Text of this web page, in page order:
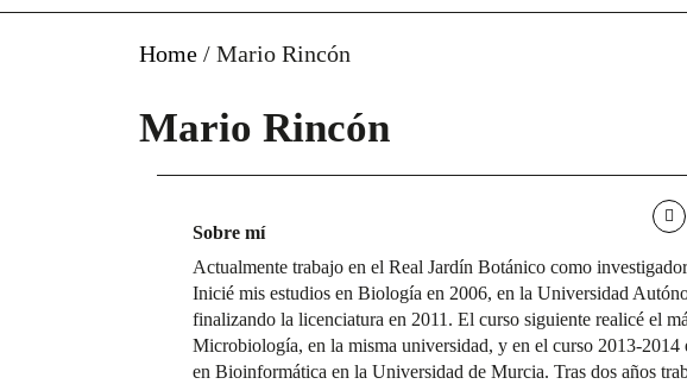
Home / Mario Rincón
Mario Rincón
Sobre mí
Actualmente trabajo en el Real Jardín Botánico como
Inicié mis estudios en Biología en 2006, en la Universidad
finalizando la licenciatura en 2011. El curso siguiente realicé el
Microbiología, en la misma universidad, y en el curso 2013-2014
en Bioinformática en la Universidad de Murcia. Tras dos años